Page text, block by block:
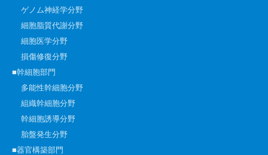
共通実験室・培養室利用
バイオインフォマティクス
研究試料供給
In situ hybridization
キャピラリーシーケンス
予 約
共通機器予約
ゲノム神経学分野
細胞脂質代謝分野
細胞医学分野
損傷修復分野
■幹細胞部門
多能性幹細胞分野
組織幹細胞分野
幹細胞誘導分野
胎盤発生分野
■器官構築部門